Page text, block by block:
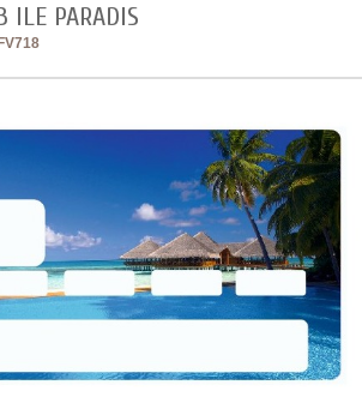
ILE PARADIS